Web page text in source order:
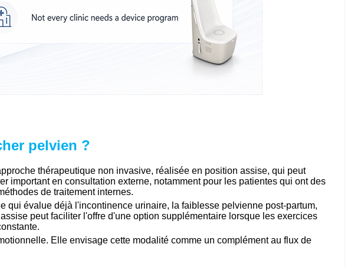
pelvien ?
thérapeutique non invasive, réalisée en position assise, qui peut
important en consultation externe, notamment pour les patientes qui ont des
de traitement internes.
qui évalue déjà l'incontinence urinaire, la faiblesse pelvienne post-partum,
peut faciliter l'offre d'une option supplémentaire lorsque les exercices
Elle envisage cette modalité comme un complément au flux de